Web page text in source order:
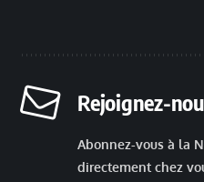
Rejoignez-
Abonnez-vous à la
directement chez